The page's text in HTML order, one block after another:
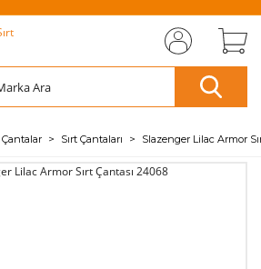
ZİYARET EDİN
KARGO
AZ
ÖDE
💰
Çantalar Sırt Çantaları Slazenger Lilac Armor